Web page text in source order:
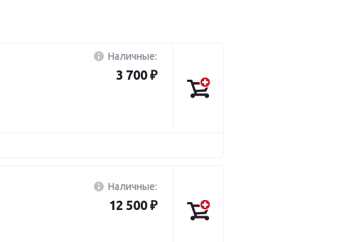
Наличные:
3 700 ₽
Наличные:
12 500 ₽